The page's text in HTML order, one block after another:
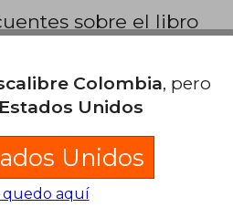
sobre el libro
escrito el
Colombia, pero
Estados Unidos
Unidos
quedo aquí